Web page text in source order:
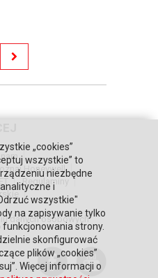
Poznaj Honeywell
Regulaminy
danych osobowych
„cookies”
wszystkie” to
niezbędne
i
wszystkie"
na zapisywanie tylko
strony.
skonfigurować
plików „cookies”
Więcej informacji o